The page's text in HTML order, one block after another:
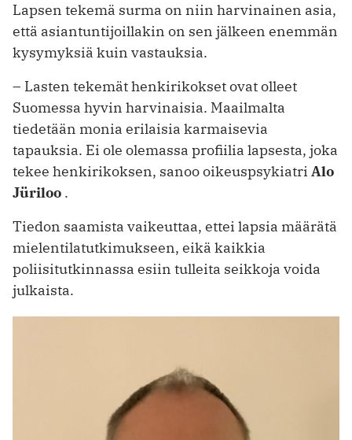
Lapsen tekemä surma on niin harvinainen asia,
että asiantuntijoillakin on sen jälkeen enemmän
kysymyksiä kuin vastauksia.
– Lasten tekemät henkirikokset ovat olleet
Suomessa hyvin harvinaisia. Maailmalta
tiedetään monia erilaisia karmaisevia
tapauksia. Ei ole olemassa profiilia lapsesta, joka
tekee henkirikoksen, sanoo oikeuspsykiatri Alo
Jüriloo .
Tiedon saamista vaikeuttaa, ettei lapsia määrätä
mielentilatutkimukseen, eikä kaikkia
poliisitutkinnassa esiin tulleita seikkoja voida
julkaista.